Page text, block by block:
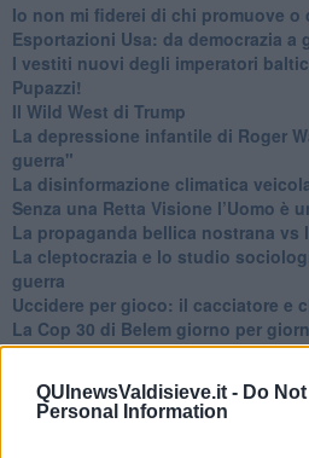
QUInewsValdisieve.it - Do
Personal Information
​Io non mi fiderei di chi promuove
Esportazioni Usa: da democrazia a
​I vestiti nuovi degli imperatori
​Pupazzi!
​Il Wild West di Trump
​La depressione infantile di Roger
guerra"
​La disinformazione climatica
Senza una Retta Visione l’Uomo è
​La propaganda bellica nostrana vs
​La cleptocrazia e lo studio
guerra
​Uccidere per gioco: il cacciatore e
​La Cop 30 di Belem giorno per
La Cop 30, i crimini e i misfatti
Arrostire il pianeta: le grandi
latticini
​Cop 30, uragani e riconversione